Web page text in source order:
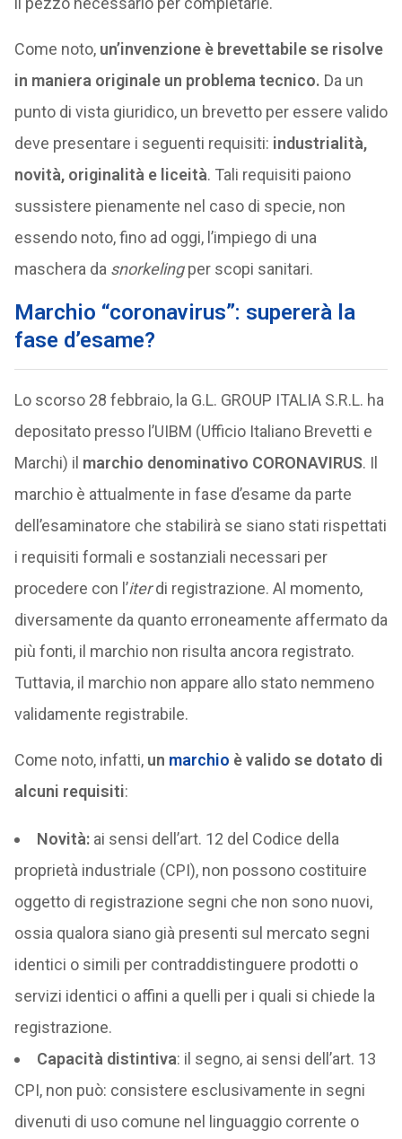
Come noto, un’invenzione è brevettabile se risolve
in maniera originale un problema tecnico. Da un
punto di vista giuridico, un brevetto per essere valido
deve presentare i seguenti requisiti: industrialità,
novità, originalità e liceità. Tali requisiti paiono
sussistere pienamente nel caso di specie, non
essendo noto, fino ad oggi, l’impiego di una
maschera da snorkelingper scopi sanitari.
Marchio “coronavirus”: supererà la
fase d’esame?
Lo scorso 28 febbraio, la G.L. GROUP ITALIA S.R.L. ha
depositato presso l’UIBM (Ufficio Italiano Brevetti e
Marchi) il marchio denominativo CORONAVIRUS. Il
marchio è attualmente in fase d’esame da parte
dell’esaminatore che stabilirà se siano stati rispettati
i requisiti formali e sostanziali necessari per
procedere con l’iterdi registrazione. Al momento,
diversamente da quanto erroneamente affermato da
più fonti, il marchio non risulta ancora registrato.
Tuttavia, il marchio non appare allo stato nemmeno
validamente registrabile.
Come noto, infatti, un marchio è valido se dotato di
alcuni requisiti:
Novità:ai sensi dell’art. 12 del Codice della
proprietà industriale (CPI), non possono costituire
oggetto di registrazione segni che non sono nuovi,
ossia qualora siano già presenti sul mercato segni
identici o simili per contraddistinguere prodotti o
servizi identici o affini a quelli per i quali si chiede la
registrazione.
Capacità distintiva: il segno, ai sensi dell’art. 13
CPI, non può: consistere esclusivamente in segni
divenuti di uso comune nel linguaggio corrente o